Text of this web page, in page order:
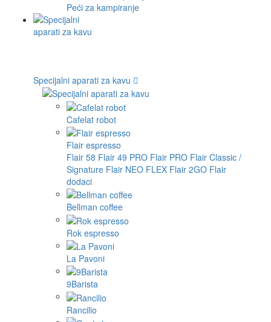
Peći za kampiranje
Specijalni aparati za kavu
Cafelat robot
Flair espresso
Flair 58 Flair 49 PRO Flair PRO Flair Classic /
Signature Flair NEO FLEX Flair 2GO Flair
dodaci
Bellman coffee
Rok espresso
La Pavoni
9Barista
Rancilio